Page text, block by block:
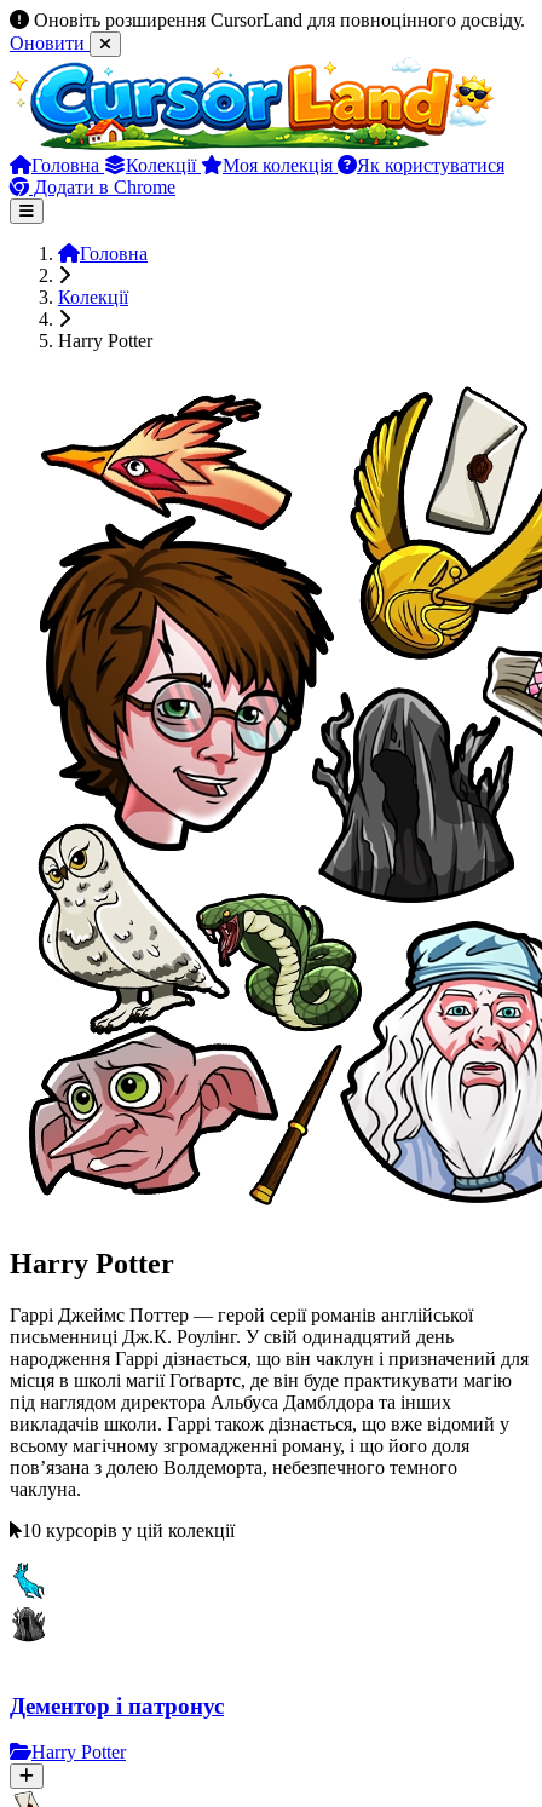
Оновіть розширення CursorLand для повноцінного досвіду.
Оновити
Головна Колекції Моя колекція
Як користуватися
Додати в Chrome
Головна
Колекції
Harry Potter
Harry Potter
Гаррі Джеймс Поттер — герой серії романів англійської
письменниці Дж.К. Роулінг. У свій одинадцятий день
народження Гаррі дізнається, що він чаклун і призначений для
місця в школі магії Гоґвартс, де він буде практикувати магію
під наглядом директора Альбуса Дамблдора та інших
викладачів школи. Гаррі також дізнається, що вже відомий у
всьому магічному згромадженні роману, і що його доля
пов’язана з долею Волдеморта, небезпечного темного
чаклуна.
10 курсорів у цій колекції
Дементор і патронус
Harry Potter